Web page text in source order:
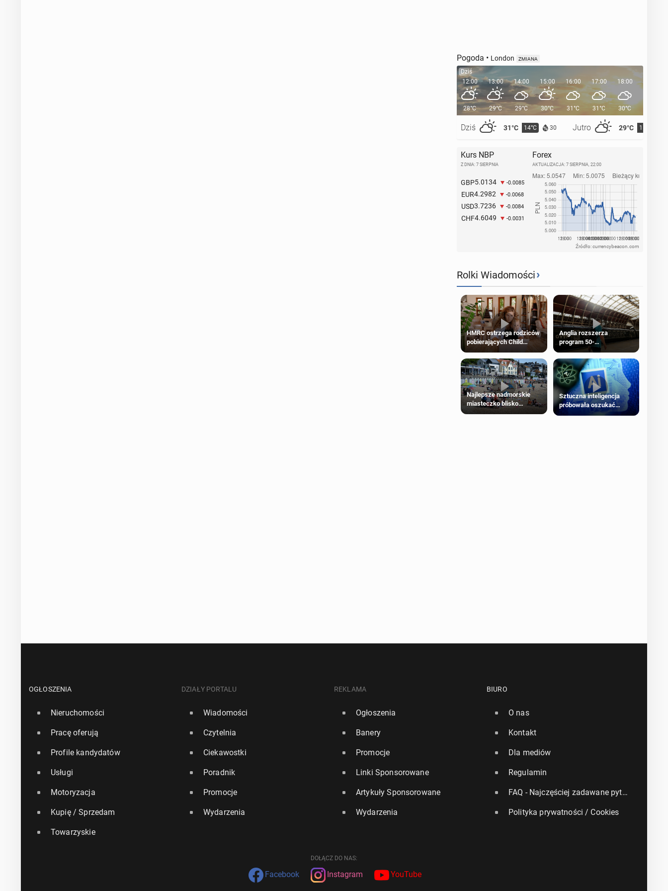
Pogoda • London ZMIANA
Dziś
12:00
28°C
Dziś 31°C 14°C 30 Jutro 29°C 15°C
13:00
29°C
14:00
29°C
15:00
30°C
16:00
31°C
17:00
31°C
18:00
30°C
19:00
Kurs NBP
Z DNIA: 7 SIERPNIA
GBP5.0134 -0.0085
EUR4.2982 -0.0068
USD3.7236 -0.0084
CHF4.6049 -0.0031
Forex
AKTUALIZACJA: 7 SIERPNIA, 22:00
Źródło: currencybeacon.com
Rolki Wiadomości›
HMRC ostrzega rodziców
pobierających Child
Benefit. Mogą być
zobowiązani do zwrotu
zasiłku
Anglia rozszerza
program 50-
procentowych zniżek
kolejowych na 18-latków
Najlepsze nadmorskie
miasteczko blisko
Sztuczna inteligencja
próbowała oszukać
człowieka
OGŁOSZENIA
Nieruchomości
Pracę oferują
Profile kandydatów
Usługi
Motoryzacja
Kupię / Sprzedam
Towarzyskie
DZIAŁY PORTALU
Wiadomości
Czytelnia
Ciekawostki
Poradnik
Promocje
Wydarzenia
REKLAMA
Ogłoszenia
Banery
Promocje
Linki Sponsorowane
Artykuły Sponsorowane
Wydarzenia
BIURO
O nas
Kontakt
Dla mediów
Regulamin
FAQ - Najczęściej zadawane pytania
Polityka prywatności / Cookies
DOŁĄCZ DO NAS:
Facebook Instagram YouTube